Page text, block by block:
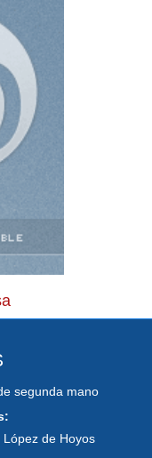
segunda mano
López de Hoyos